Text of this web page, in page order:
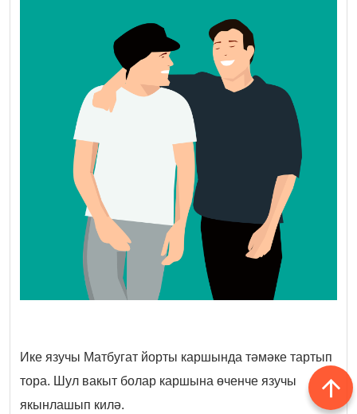
Ике язучы Матбугат йорты каршында тәмәке тартып
тора. Шул вакыт болар каршына өченче язучы
якынлашып килә.